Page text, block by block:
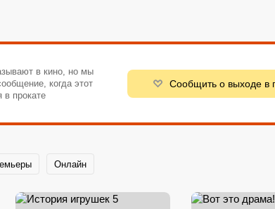
в кино, но мы
когда этот
в прокате
Сообщить о выходе в
Онлайн